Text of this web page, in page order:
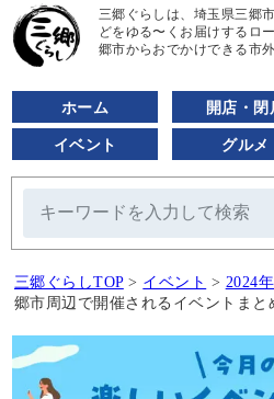
三郷ぐらしは、埼玉県三郷
どをゆる〜くお届けするロ
郷市からおでかけできる市
ホーム 開店・閉
イベント グルメ
三郷ぐらしTOP > イベント > 2024
郷市周辺で開催されるイベントまと